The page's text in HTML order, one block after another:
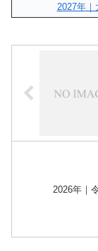
2027年｜
2026年｜